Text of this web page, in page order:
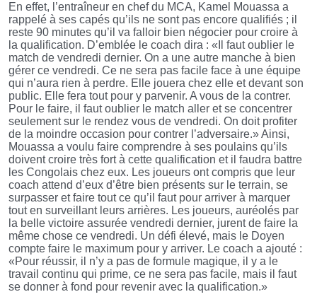
En effet, l’entraîneur en chef du MCA, Kamel Mouassa a
rappelé à ses capés qu’ils ne sont pas encore qualifiés ; il
reste 90 minutes qu’il va falloir bien négocier pour croire à
la qualification. D’emblée le coach dira : «Il faut oublier le
match de vendredi dernier. On a une autre manche à bien
gérer ce vendredi. Ce ne sera pas facile face à une équipe
qui n’aura rien à perdre. Elle jouera chez elle et devant son
public. Elle fera tout pour y parvenir. A vous de la contrer.
Pour le faire, il faut oublier le match aller et se concentrer
seulement sur le rendez vous de vendredi. On doit profiter
de la moindre occasion pour contrer l’adversaire.» Ainsi,
Mouassa a voulu faire comprendre à ses poulains qu’ils
doivent croire très fort à cette qualification et il faudra battre
les Congolais chez eux. Les joueurs ont compris que leur
coach attend d’eux d’être bien présents sur le terrain, se
surpasser et faire tout ce qu’il faut pour arriver à marquer
tout en surveillant leurs arrières. Les joueurs, auréolés par
la belle victoire assurée vendredi dernier, jurent de faire la
même chose ce vendredi. Un défi élevé, mais le Doyen
compte faire le maximum pour y arriver. Le coach a ajouté :
«Pour réussir, il n’y a pas de formule magique, il y a le
travail continu qui prime, ce ne sera pas facile, mais il faut
se donner à fond pour revenir avec la qualification.»